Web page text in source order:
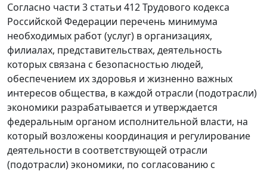
Согласно части 3 статьи 412Трудового кодекса
Российской Федерации перечень минимума
необходимых работ (услуг) в организациях,
филиалах, представительствах, деятельность
которых связана с безопасностью людей,
обеспечением их здоровья и жизненно важных
интересов общества, в каждой отрасли (подотрасли)
экономики разрабатывается и утверждается
федеральным органом исполнительной власти, на
который возложены координация и регулирование
деятельности в соответствующей отрасли
(подотрасли) экономики, по согласованию с